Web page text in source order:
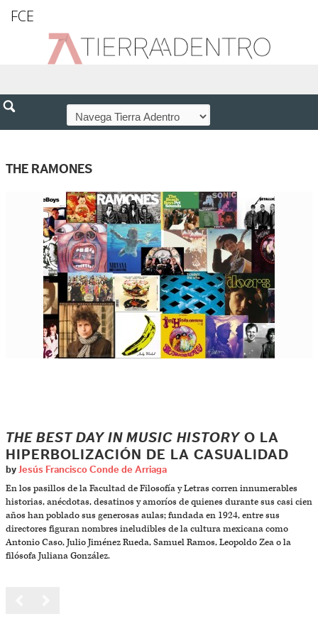
FCE
THE RAMONES
THE BEST DAY IN MUSIC HISTORY O LA
HIPERBOLIZACIÓN DE LA CASUALIDAD
by Jesús Francisco Conde de Arriaga
En los pasillos de la Facultad de Filosofía y Letras corren innumerables
historias, anécdotas, desatinos y amoríos de quienes durante sus casi cien
años han poblado sus generosas aulas; fundada en 1924, entre sus
directores figuran nombres ineludibles de la cultura mexicana como
Antonio Caso, Julio Jiménez Rueda, Samuel Ramos, Leopoldo Zea o la
filósofa Juliana González.